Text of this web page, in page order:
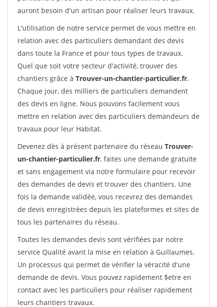
auront besoin d'un artisan pour réaliser leurs travaux.
L'utilisation de notre service permet de vous mettre en
relation avec des particuliers demandant des devis
dans toute la France et pour tous types de travaux.
Quel que soit votre secteur d'activité, trouver des
chantiers grâce à Trouver-un-chantier-particulier.fr.
Chaque jour, des milliers de particuliers demandent
des devis en ligne. Nous pouvons facilement vous
mettre en relation avec des particuliers demandeurs de
travaux pour leur Habitat.
Devenez dès à présent partenaire du réseau Trouver-
un-chantier-particulier.fr, faites une demande gratuite
et sans engagement via notre formulaire pour recevoir
des demandes de devis et trouver des chantiers. Une
fois la demande validée, vous recevrez des demandes
de devis enregistrées depuis les plateformes et sites de
tous les partenaires du réseau.
Toutes les demandes devis sont vérifiées par notre
service Qualité avant la mise en relation à Guillaumes.
Un processus qui permet de vérifier la véracité d'une
demande de devis. Vous pouvez rapidement $etre en
contact avec les particuliers pour réaliser rapidement
leurs chantiers travaux.